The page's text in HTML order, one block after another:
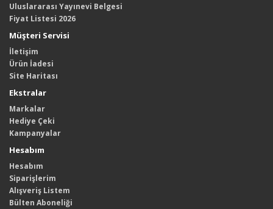
Uluslararası Yayınevi Belgesi
Fiyat Listesi 2026
Müşteri Servisi
İletişim
Ürün İadesi
Site Haritası
Ekstralar
Markalar
Hediye Çeki
Kampanyalar
Hesabım
Hesabım
Siparişlerim
Alışveriş Listem
Bülten Aboneliği